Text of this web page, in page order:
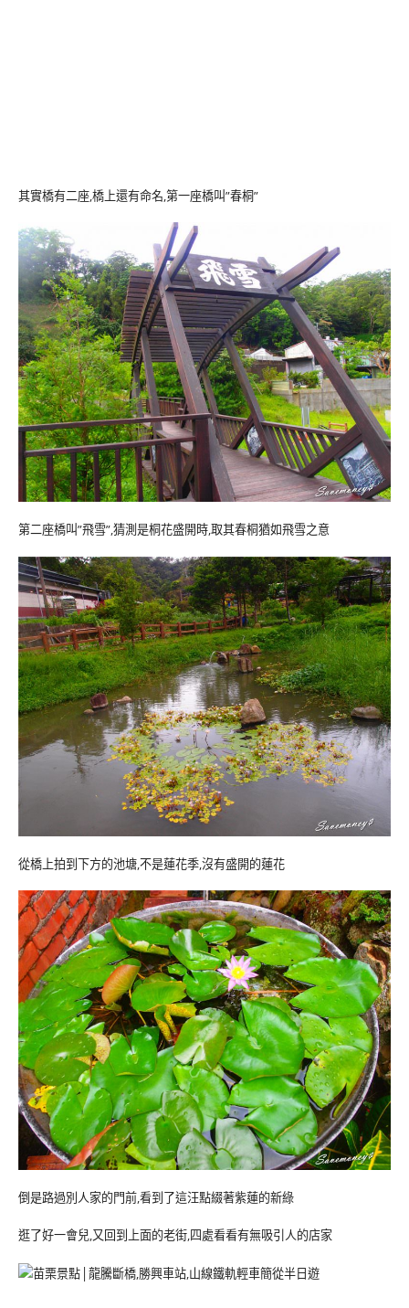
其實橋有二座,橋上還有命名,第一座橋叫”春桐”
第二座橋叫”飛雪”,猜測是桐花盛開時,取其春桐猶如飛雪之意
從橋上拍到下方的池塘,不是蓮花季,沒有盛開的蓮花
倒是路過別人家的門前,看到了這汪點綴著紫蓮的新綠
逛了好一會兒,又回到上面的老街,四處看看有無吸引人的店家